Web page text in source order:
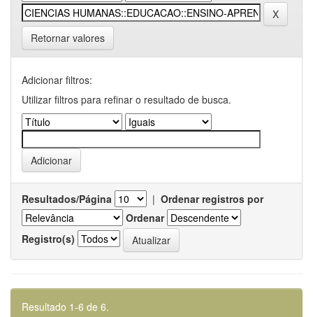
Retornar valores
Adicionar filtros:
Utilizar filtros para refinar o resultado de busca.
Resultados/Página | Ordenar registros por
Ordenar
Registro(s)
Resultado 1-6 de 6.